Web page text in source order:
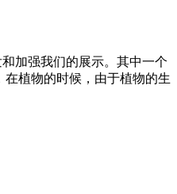
加强我们的展示。其中一个
植物的时候，由于植物的生